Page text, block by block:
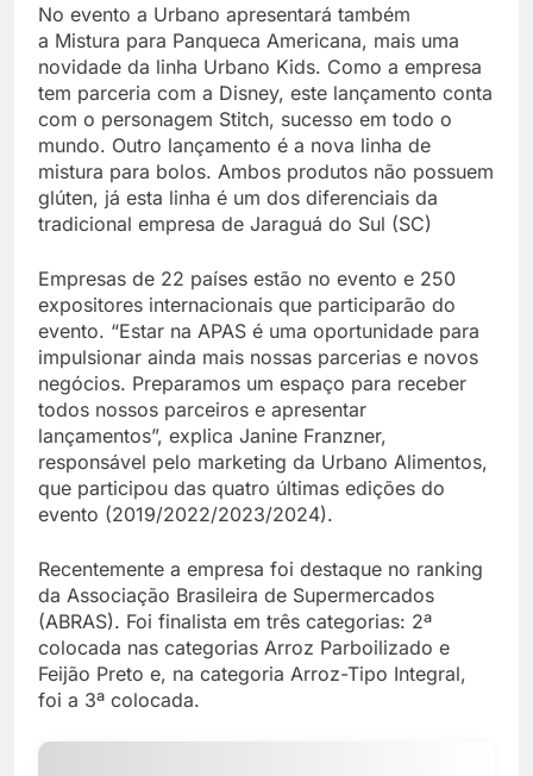
No evento a Urbano apresentará também
a Mistura para Panqueca Americana, mais uma
novidade da linha Urbano Kids. Como a empresa
tem parceria com a Disney, este lançamento conta
com o personagem Stitch, sucesso em todo o
mundo. Outro lançamento é a nova linha de
mistura para bolos. Ambos produtos não possuem
glúten, já esta linha é um dos diferenciais da
tradicional empresa de Jaraguá do Sul (SC)
Empresas de 22 países estão no evento e 250
expositores internacionais que participarão do
evento. “Estar na APAS é uma oportunidade para
impulsionar ainda mais nossas parcerias e novos
negócios. Preparamos um espaço para receber
todos nossos parceiros e apresentar
lançamentos”, explica Janine Franzner,
responsável pelo marketing da Urbano Alimentos,
que participou das quatro últimas edições do
evento (2019/2022/2023/2024).
Recentemente a empresa foi destaque no ranking
da Associação Brasileira de Supermercados
(ABRAS). Foi finalista em três categorias: 2ª
colocada nas categorias Arroz Parboilizado e
Feijão Preto e, na categoria Arroz-Tipo Integral,
foi a 3ª colocada.